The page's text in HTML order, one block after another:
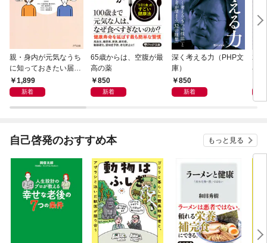
親・身内が元気なうち
に知っておきたい届
出・手続きの準備（き
ずな出版）
1,899
新着
65歳からは、空腹が最
高の薬
850
新着
深く考える力（PHP文
庫）
850
新着
20
界
自己啓発のおすすめ本 もっと見る